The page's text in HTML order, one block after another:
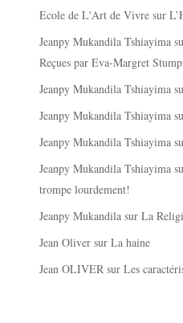
Ecole de L'Art de Vivre sur
Jeanpy Mukandila Tshiayima
Reçues par Eva-Margret
Jeanpy Mukandila Tshiayima
Jeanpy Mukandila Tshiayima
Jeanpy Mukandila Tshiayima
Jeanpy Mukandila Tshiayima
trompe lourdement!
Jeanpy Mukandila surLa
Jean Oliver surLa haine
Jean OLIVER surLes